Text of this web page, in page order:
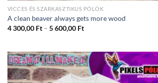
VICCES ÉS SZARKASZTIKUS PÓLÓK
A clean beaver always gets more wood
4 300,00 Ft – 5 600,00 FtÁrtartomány:
5
600,00 Ft